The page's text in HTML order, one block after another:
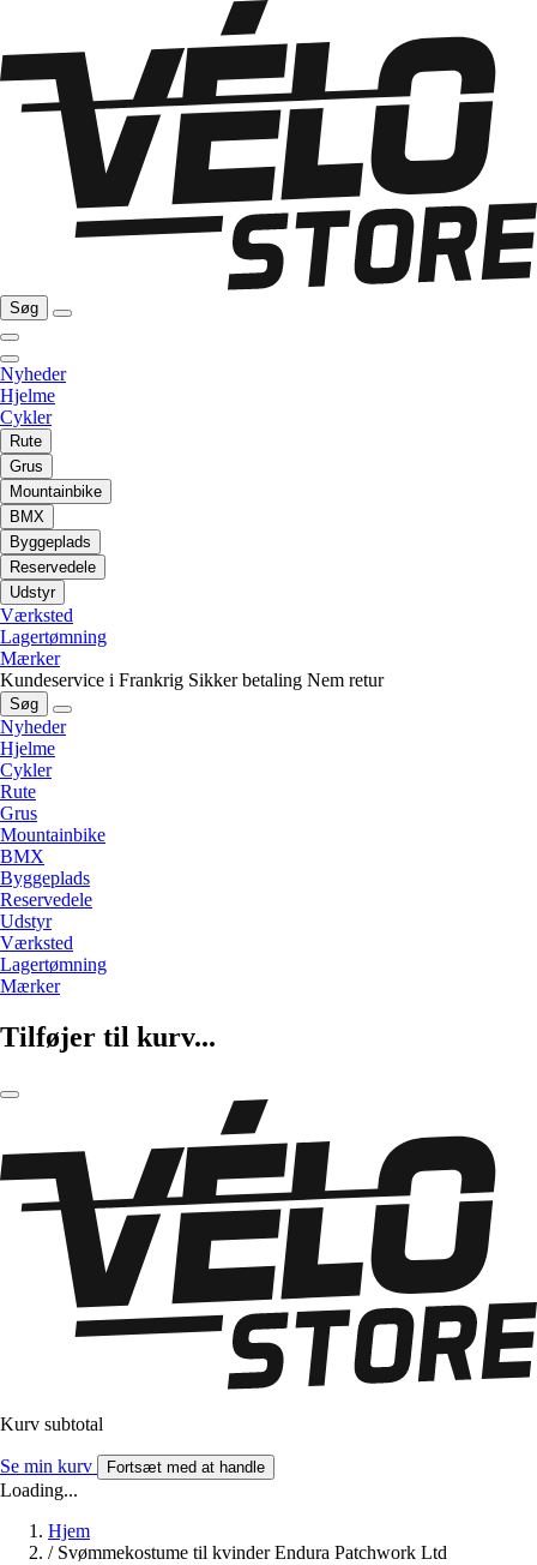
Søg
Nyheder
Hjelme
Cykler
Rute
Grus
Mountainbike
BMX
Byggeplads
Reservedele
Udstyr
Værksted
Lagertømning
Mærker
Kundeservice i Frankrig Sikker betaling Nem retur
Søg
Nyheder
Hjelme
Cykler
Rute
Grus
Mountainbike
BMX
Byggeplads
Reservedele
Udstyr
Værksted
Lagertømning
Mærker
Tilføjer til kurv...
Kurv subtotal
Se min kurv Fortsæt med at handle
Loading...
Hjem
/ Svømmekostume til kvinder Endura Patchwork Ltd